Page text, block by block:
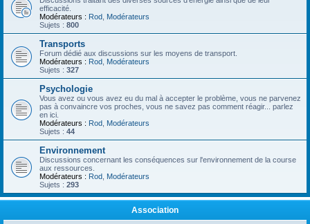
efficacité.
Modérateurs : Rod Modérateurs
Sujets : 800
Transports
Forum dédié aux discussions sur les moyens de transport.
Modérateurs : Rod Modérateurs
Sujets : 327
Psychologie
Vous avez ou vous avez eu du mal à accepter le problème, vous ne parvenez
pas à convaincre vos proches, vous ne savez pas comment réagir... parlez
en ici.
Modérateurs : Rod Modérateurs
Sujets : 44
Environnement
Discussions concernant les conséquences sur l'environnement de la course
aux ressources.
Modérateurs : Rod Modérateurs
Sujets : 293
Association